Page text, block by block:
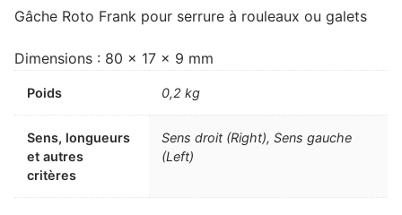
Gâche Roto Frank pour serrure à rouleaux ou galets
Dimensions : 80 x 17 x 9 mm
Poids 0,2 kg
Sens, longueurs
et autres
critères
Sens droit (Right), Sens gauche
(Left)